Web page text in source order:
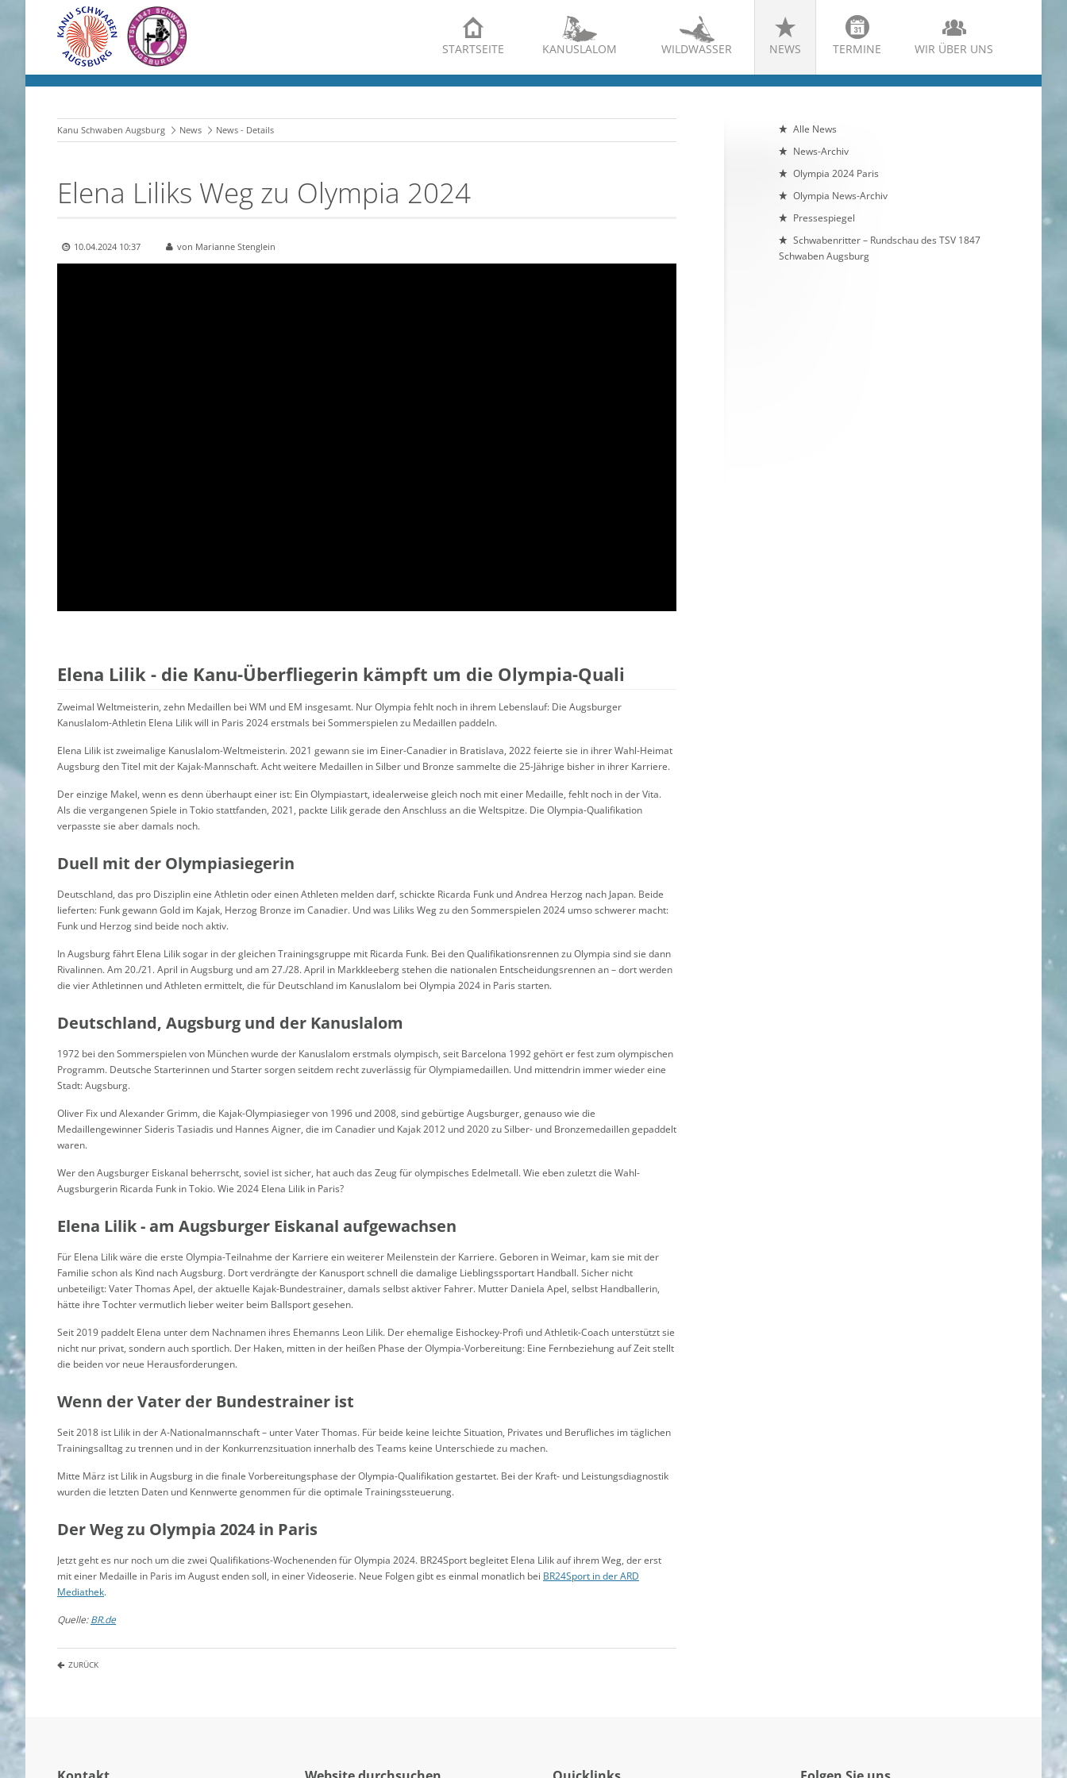
STARTSEITE KANUSLALOM WILDWASSER NEWS TERMINE WIR ÜBER UNS
Kanu Schwaben Augsburg News News - Details
Elena Liliks Weg zu Olympia 2024
10.04.2024 10:37 von Marianne Stenglein
Elena Lilik - die Kanu-Überfliegerin kämpft um die Olympia-Quali
Zweimal Weltmeisterin, zehn Medaillen bei WM und EM insgesamt. Nur Olympia fehlt noch in ihrem Lebenslauf: Die Augsburger
Kanuslalom-Athletin Elena Lilik will in Paris 2024 erstmals bei Sommerspielen zu Medaillen paddeln.
Elena Lilik ist zweimalige Kanuslalom-Weltmeisterin. 2021 gewann sie im Einer-Canadier in Bratislava, 2022 feierte sie in ihrer Wahl-Heimat
Augsburg den Titel mit der Kajak-Mannschaft. Acht weitere Medaillen in Silber und Bronze sammelte die 25-Jährige bisher in ihrer Karriere.
Der einzige Makel, wenn es denn überhaupt einer ist: Ein Olympiastart, idealerweise gleich noch mit einer Medaille, fehlt noch in der Vita.
Als die vergangenen Spiele in Tokio stattfanden, 2021, packte Lilik gerade den Anschluss an die Weltspitze. Die Olympia-Qualifikation
verpasste sie aber damals noch.
Duell mit der Olympiasiegerin
Deutschland, das pro Disziplin eine Athletin oder einen Athleten melden darf, schickte Ricarda Funk und Andrea Herzog nach Japan. Beide
lieferten: Funk gewann Gold im Kajak, Herzog Bronze im Canadier. Und was Liliks Weg zu den Sommerspielen 2024 umso schwerer macht:
Funk und Herzog sind beide noch aktiv.
In Augsburg fährt Elena Lilik sogar in der gleichen Trainingsgruppe mit Ricarda Funk. Bei den Qualifikationsrennen zu Olympia sind sie dann
Rivalinnen. Am 20./21. April in Augsburg und am 27./28. April in Markkleeberg stehen die nationalen Entscheidungsrennen an – dort werden
die vier Athletinnen und Athleten ermittelt, die für Deutschland im Kanuslalom bei Olympia 2024 in Paris starten.
Deutschland, Augsburg und der Kanuslalom
1972 bei den Sommerspielen von München wurde der Kanuslalom erstmals olympisch, seit Barcelona 1992 gehört er fest zum olympischen
Programm. Deutsche Starterinnen und Starter sorgen seitdem recht zuverlässig für Olympiamedaillen. Und mittendrin immer wieder eine
Stadt: Augsburg.
Oliver Fix und Alexander Grimm, die Kajak-Olympiasieger von 1996 und 2008, sind gebürtige Augsburger, genauso wie die
Medaillengewinner Sideris Tasiadis und Hannes Aigner, die im Canadier und Kajak 2012 und 2020 zu Silber- und Bronzemedaillen gepaddelt
waren.
Wer den Augsburger Eiskanal beherrscht, soviel ist sicher, hat auch das Zeug für olympisches Edelmetall. Wie eben zuletzt die Wahl-
Augsburgerin Ricarda Funk in Tokio. Wie 2024 Elena Lilik in Paris?
Elena Lilik - am Augsburger Eiskanal aufgewachsen
Für Elena Lilik wäre die erste Olympia-Teilnahme der Karriere ein weiterer Meilenstein der Karriere. Geboren in Weimar, kam sie mit der
Familie schon als Kind nach Augsburg. Dort verdrängte der Kanusport schnell die damalige Lieblingssportart Handball. Sicher nicht
unbeteiligt: Vater Thomas Apel, der aktuelle Kajak-Bundestrainer, damals selbst aktiver Fahrer. Mutter Daniela Apel, selbst Handballerin,
hätte ihre Tochter vermutlich lieber weiter beim Ballsport gesehen.
Seit 2019 paddelt Elena unter dem Nachnamen ihres Ehemanns Leon Lilik. Der ehemalige Eishockey-Profi und Athletik-Coach unterstützt sie
nicht nur privat, sondern auch sportlich. Der Haken, mitten in der heißen Phase der Olympia-Vorbereitung: Eine Fernbeziehung auf Zeit stellt
die beiden vor neue Herausforderungen.
Wenn der Vater der Bundestrainer ist
Seit 2018 ist Lilik in der A-Nationalmannschaft – unter Vater Thomas. Für beide keine leichte Situation, Privates und Berufliches im täglichen
Trainingsalltag zu trennen und in der Konkurrenzsituation innerhalb des Teams keine Unterschiede zu machen.
Mitte März ist Lilik in Augsburg in die finale Vorbereitungsphase der Olympia-Qualifikation gestartet. Bei der Kraft- und Leistungsdiagnostik
wurden die letzten Daten und Kennwerte genommen für die optimale Trainingssteuerung.
Der Weg zu Olympia 2024 in Paris
Jetzt geht es nur noch um die zwei Qualifikations-Wochenenden für Olympia 2024. BR24Sport begleitet Elena Lilik auf ihrem Weg, der erst
mit einer Medaille in Paris im August enden soll, in einer Videoserie. Neue Folgen gibt es einmal monatlich bei BR24Sport in der ARD
Mediathek.
Quelle:BR.de
ZURÜCK
Alle News
News-Archiv
Olympia 2024 Paris
Olympia News-Archiv
Pressespiegel
Schwabenritter – Rundschau des TSV 1847
Schwaben Augsburg